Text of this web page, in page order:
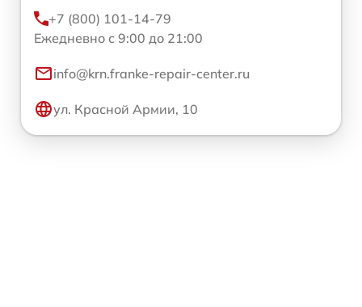
+7 (800) 101-14-79
Ежедневно с 9:00 до 21:00
info@krn.franke-repair-center.ru
ул. Красной Армии, 10